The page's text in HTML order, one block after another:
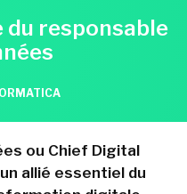
responsable
ou Chief Digital
allié essentiel du